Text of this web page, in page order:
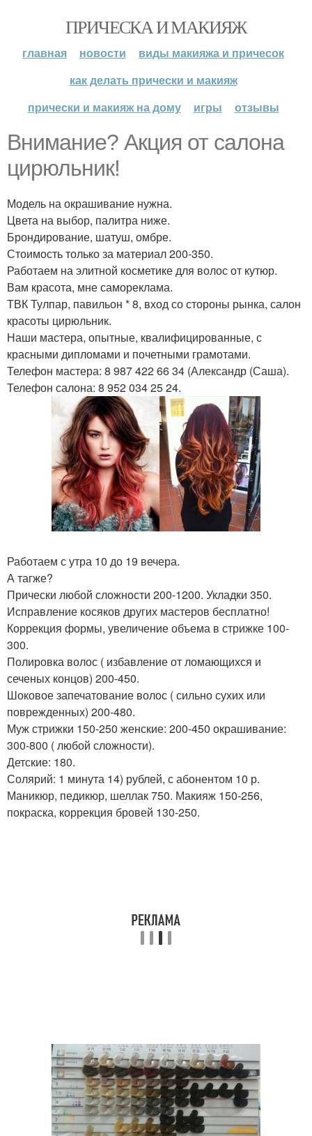
ПРИЧЕСКА И МАКИЯЖ
главная новости
виды макияжа и причесок
как делать прически и макияж
прически и макияж на дому
игры отзывы
Внимание? Акция от салона
цирюльник!
Модель на окрашивание нужна.
Цвета на выбор, палитра ниже.
Брондирование, шатуш, омбре.
Стоимость только за материал 200-350.
Работаем на элитной косметике для волос от кутюр.
Вам красота, мне самореклама.
ТВК Тулпар, павильон * 8, вход со стороны рынка, салон
красоты цирюльник.
Наши мастера, опытные, квалифицированные, с
красными дипломами и почетными грамотами.
Телефон мастера: 8 987 422 66 34 (Александр (Саша).
Телефон салона: 8 952 034 25 24.
Работаем с утра 10 до 19 вечера.
А тагже?
Прически любой сложности 200-1200. Укладки 350.
Исправление косяков других мастеров бесплатно!
Коррекция формы, увеличение объема в стрижке 100-
300.
Полировка волос ( избавление от ломающихся и
сеченых концов) 200-450.
Шоковое запечатование волос ( сильно сухих или
поврежденных) 200-480.
Муж стрижки 150-250 женские: 200-450 окрашивание:
300-800 ( любой сложности).
Детские: 180.
Солярий: 1 минута 14) рублей, с абонентом 10 р.
Маникюр, педикюр, шеллак 750. Макияж 150-256,
покраска, коррекция бровей 130-250.